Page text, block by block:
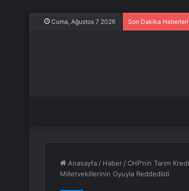
Cuma, Ağustos 7 2026 Son Dakika Haberleri
Anasayfa / Haber / CHP’nin Tarım
Milletvekillerinin Oyuyla Reddedildi